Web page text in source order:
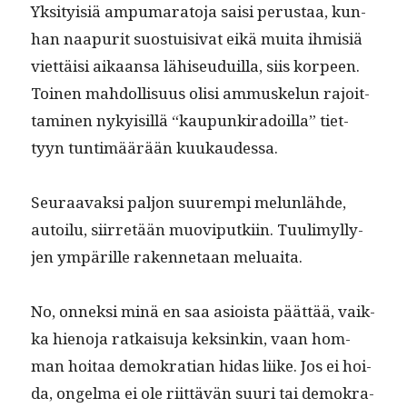
Yksi­ty­isiä ampumara­to­ja saisi perus­taa, kun­
han naa­pu­rit suos­tu­isi­vat eikä mui­ta ihmisiä
viet­täisi aikaansa lähiseuduil­la, siis kor­peen.
Toinen mah­dol­lisu­us olisi ammuskelun rajoit­
ta­mi­nen nyky­isil­lä “kaupunki­radoil­la” tiet­
tyyn tun­timäärään kuukaudessa.
Seu­raavak­si paljon suurem­pi melun­lähde,
autoilu, siir­retään muoviputki­in. Tuulimyl­ly­
jen ympärille raken­netaan meluaita.
No, onnek­si minä en saa asioista päät­tää, vaik­
ka hieno­ja ratkaisu­ja keksinkin, vaan hom­
man hoitaa demokra­t­ian hidas liike. Jos ei hoi­
da, ongel­ma ei ole riit­tävän suuri tai demokra­